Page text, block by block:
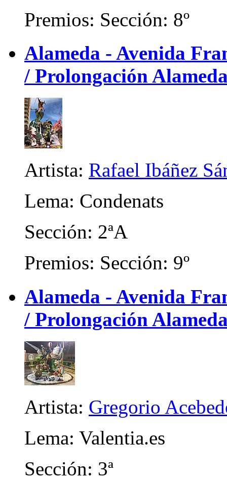
Premios: Sección: 8º
Alameda - Avenida
/ Prolongación
Artista: Rafael Ibáñez
Lema: Condenats
Sección: 2ªA
Premios: Sección: 9º
Alameda - Avenida
/ Prolongación
Artista: Gregorio
Lema: Valentia.es
Sección: 3ª